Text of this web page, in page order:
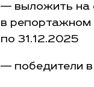
— выложить на
в репортажном
по 31.12.2025
— победители